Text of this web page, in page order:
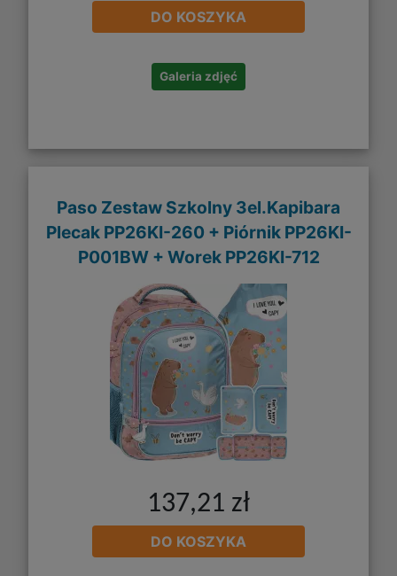
DO KOSZYKA
Galeria zdjęć
Paso Zestaw Szkolny 3el.Kapibara
Plecak PP26KI-260 + Piórnik PP26KI-
P001BW + Worek PP26KI-712
137,21 zł
DO KOSZYKA